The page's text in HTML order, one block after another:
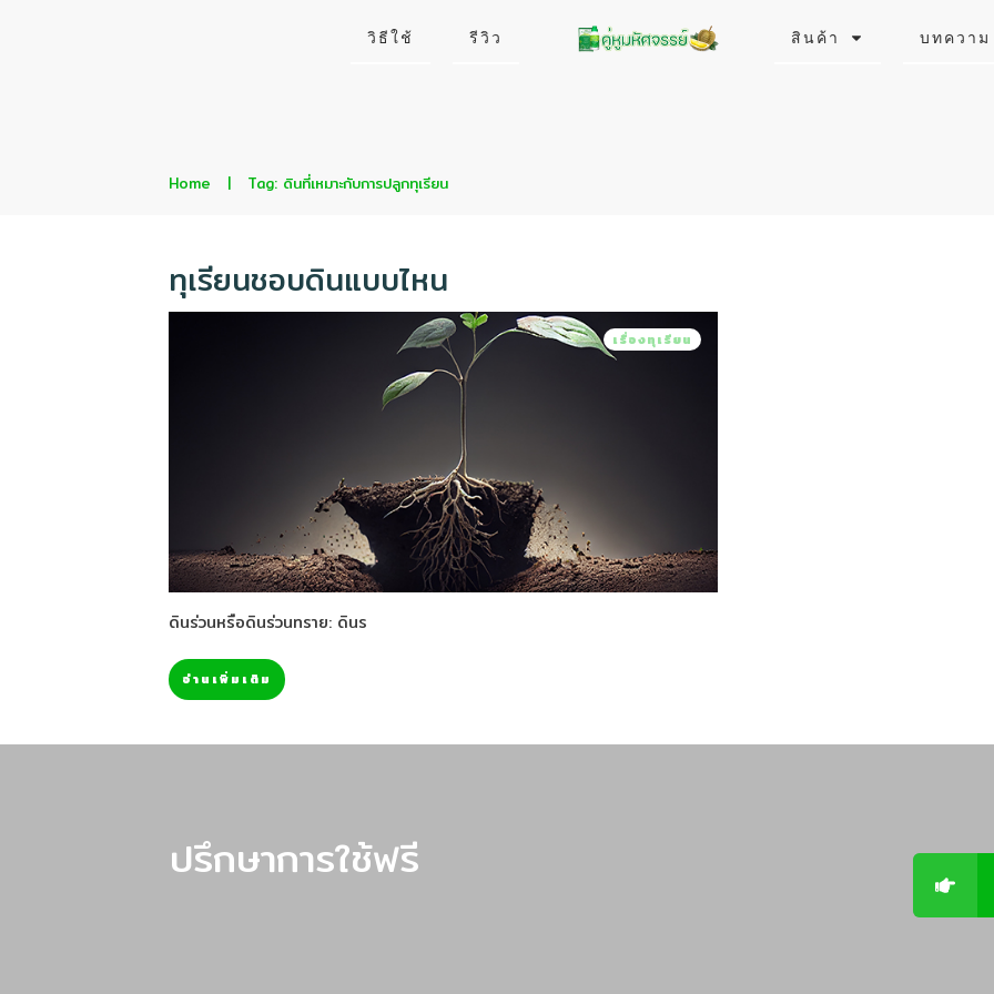
วิธีใช้ รีวิว สินค้า บทความ
Home | Tag: ดินที่เหมาะกับการปลูกทุเรียน
ทุเรียนชอบดินแบบไหน
เรื่องทุเรียน
ดินร่วนหรือดินร่วนทราย: ดินร
อ่านเพิ่มเติม
ปรึกษาการใช้ฟรี